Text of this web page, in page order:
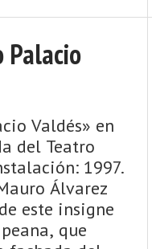
Palacio
Valdés» en
del Teatro
1997.
Álvarez
este insigne
que